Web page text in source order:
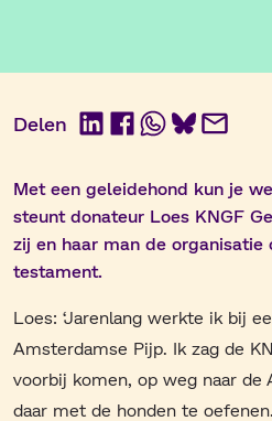
Delen
LinkedIn
Facebook
WhatsApp
BlueSky
E-
Met een geleidehond kun je
steunt donateur Loes KNGF
zij en haar man de organisatie
testament.
Loes: ‘Jarenlang werkte ik bij
Amsterdamse Pijp. Ik zag de
voorbij komen, op weg naar de
daar met de honden te